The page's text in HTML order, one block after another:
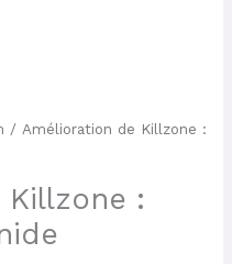
/ Amélioration de Killzone :
: